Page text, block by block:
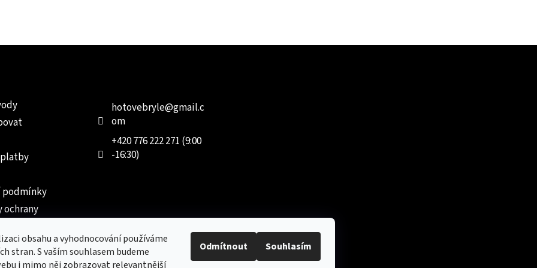
obsahu a vyhodnocování používáme
stran. S vaším souhlasem budeme
i mimo něj zobrazovat relevantnější
Odmítnout Souhlasím
podmínky
ochrany
hotovebryle@gmail.c
om
+420 776 222 271 (9:00
-16:30)